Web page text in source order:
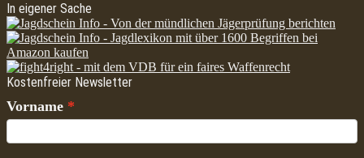
In eigener Sache
Kostenfreier Newsletter
Vorname